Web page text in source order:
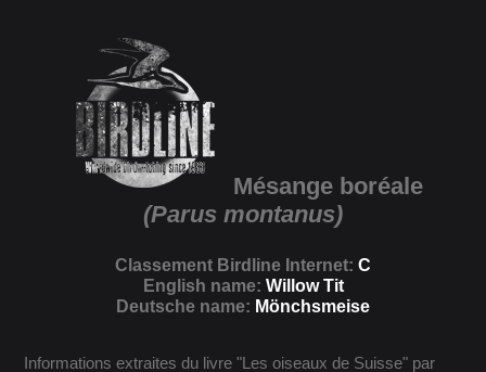
Mésange boréale
(Parus montanus)
Classement Birdline Internet: C
English name: Willow Tit
Deutsche name: Mönchsmeise
Informations extraites du livre "Les oiseaux de Suisse" par